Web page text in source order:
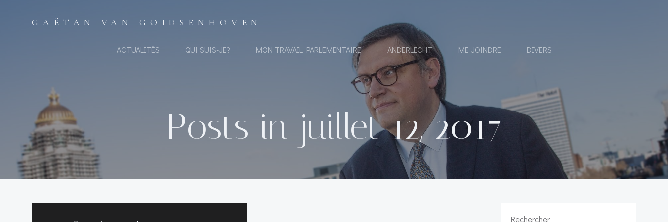
GAËTAN VAN GOIDSENHOVEN
ACTUALITÉS QUI SUIS-JE? MON TRAVAIL PARLEMENTAIRE ANDERLECHT ME JOINDRE DIVERS
Posts in juillet 12, 2017
Rechercher